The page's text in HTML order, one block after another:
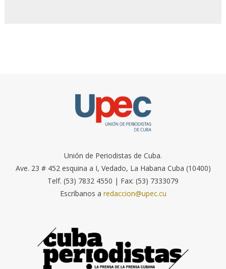
Unión de Periodistas de Cuba.
Ave. 23 # 452 esquina a I, Vedado, La Habana Cuba (10400)
Telf. (53) 7832 4550 | Fax: (53) 7333079
Escríbanos a redaccion@upec.cu